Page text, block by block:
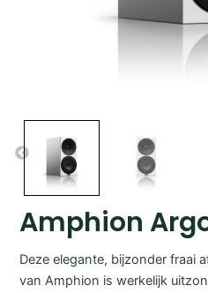
Amphion
Deze elegante, bijzonder fraai
van Amphion is werkelijk